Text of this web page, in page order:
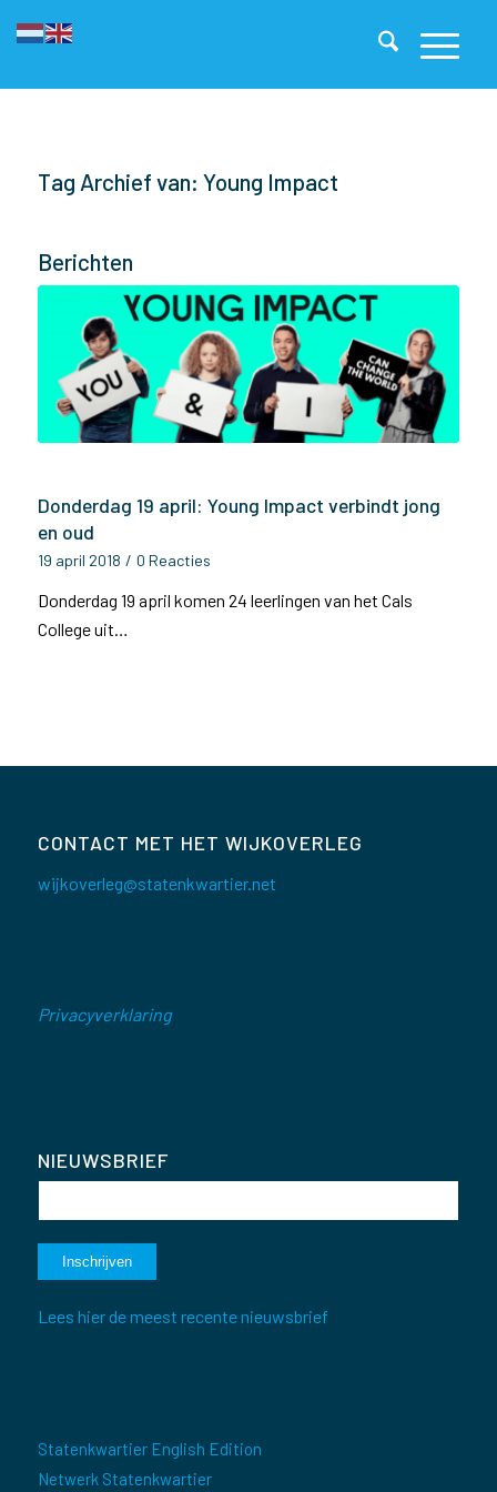
Tag Archief van: Young Impact
Berichten
Donderdag 19 april: Young Impact verbindt jong
en oud
19 april 2018 / 0 Reacties
Donderdag 19 april komen 24 leerlingen van het Cals
College uit…
CONTACT MET HET WIJKOVERLEG
wijkoverleg@statenkwartier.net
Privacyverklaring
NIEUWSBRIEF
Lees hier de meest recente nieuwsbrief
Statenkwartier English Edition
Netwerk Statenkwartier